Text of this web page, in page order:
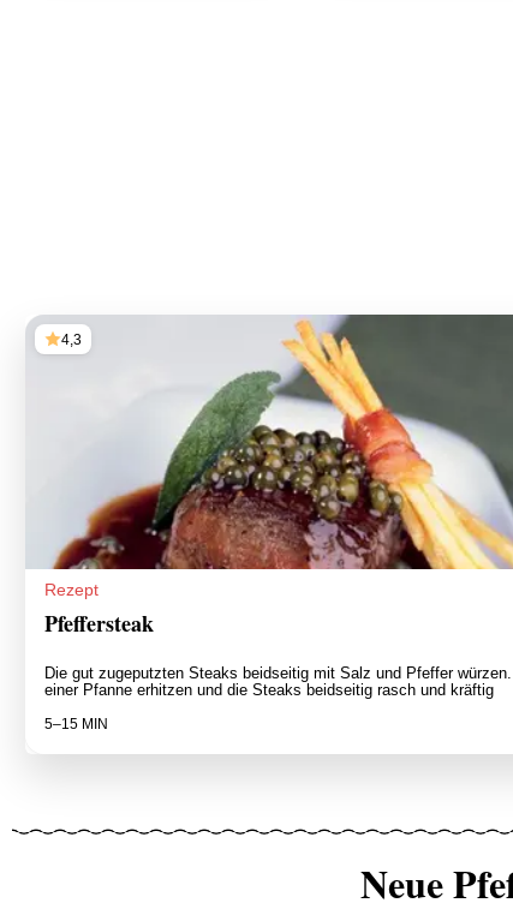
4,3
Rezept
Pfeffersteak
Die gut zugeputzten Steaks beidseitig mit Salz und Pfeffer
einer Pfanne erhitzen und die Steaks beidseitig rasch und kräftig
5–15 MIN
Neue